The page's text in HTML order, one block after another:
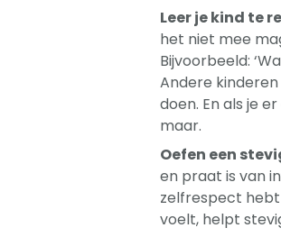
Leer je kind te
het niet mee
Bijvoorbeeld:
Andere
doen. En als je
maar.
Oefen een
en praat is van
zelfrespect hebt
voelt, helpt